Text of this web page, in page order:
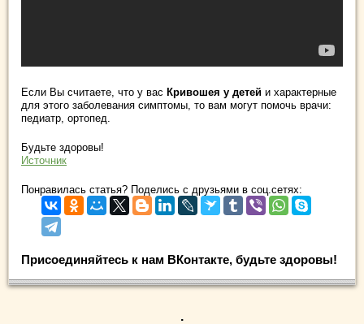
Если Вы считаете, что у вас Кривошея у детей и характерные
для этого заболевания симптомы, то вам могут помочь врачи:
педиатр, ортопед.
Будьте здоровы!
Источник
Понравилась статья? Поделись с друзьями в соц.сетях:
Присоединяйтесь к нам ВКонтакте, будьте здоровы!
.